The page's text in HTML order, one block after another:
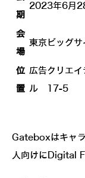
期
2023年6月
会
場
東京ビッグ
位
置
広告クリエ
ル 17-5
Gateboxはキャ
人向けにDigital